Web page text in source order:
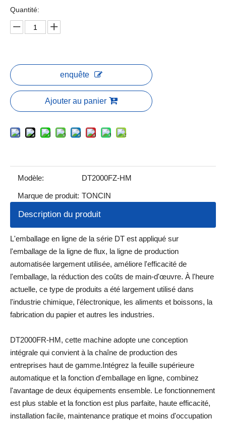
Quantité:
enquête
Ajouter au panier
Modèle: DT2000FZ-HM
Marque de produit: TONCIN
Description du produit
L'emballage en ligne de la série DT est appliqué sur
l'emballage de la ligne de flux, la ligne de production
automatisée largement utilisée, améliore l'efficacité de
l'emballage, la réduction des coûts de main-d'œuvre. À l'heure
actuelle, ce type de produits a été largement utilisé dans
l'industrie chimique, l'électronique, les aliments et boissons, la
fabrication du papier et autres les industries.
DT2000FR-HM, cette machine adopte une conception
intégrale qui convient à la chaîne de production des
entreprises haut de gamme.Intégrez la feuille supérieure
automatique et la fonction d'emballage en ligne, combinez
l'avantage de deux équipements ensemble. Le fonctionnement
est plus stable et la fonction est plus parfaite, haute efficacité,
installation facile, maintenance pratique et moins d'occupation